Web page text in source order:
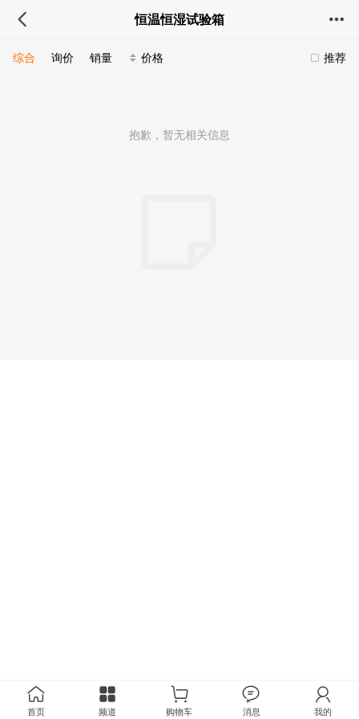
恒温恒湿试验箱
推荐
综合 询价 销量 价格
抱歉，暂无相关信息
首页 频道 购物车 消息 我的